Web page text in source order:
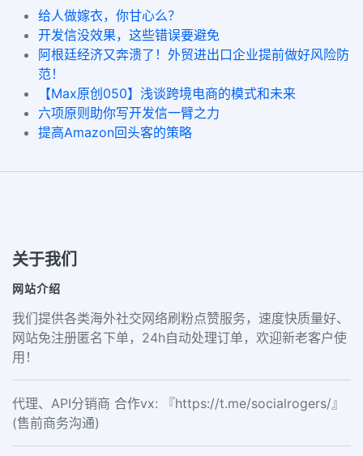
给人做嫁衣，你甘心么？
开发信没效果，这些错误要避免
阿根廷经济又奔溃了！外贸进出口企业提前做好风险防
范！
【Max原创050】浅谈跨境电商的模式和未来
六项原则助你写开发信一臂之力
提高Amazon回头客的策略
关于我们
网站介绍
我们提供各类海外社交网络刷粉点赞服务，速度快质量好、
网站免注册匿名下单，24h自动处理订单，欢迎新老客户使
用！
代理、API分销商 合作vx: 『https://t.me/socialrogers/』
(售前商务沟通)